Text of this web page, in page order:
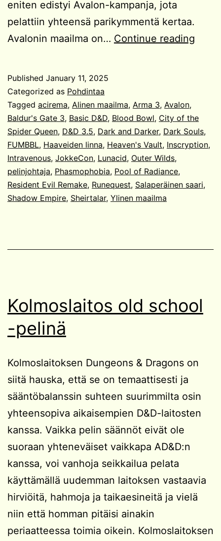
eniten edistyi Avalon-kampanja, jota
pelattiin yhteensä parikymmentä kertaa.
Avalonin maailma on… Continue reading
Published January 11, 2025
Categorized as Pohdintaa
Tagged acirema, Alinen maailma, Arma 3, Avalon,
Baldur's Gate 3, Basic D&D, Blood Bowl, City of the
Spider Queen, D&D 3.5, Dark and Darker, Dark Souls,
FUMBBL, Haaveiden linna, Heaven's Vault, Inscryption,
Intravenous, JokkeCon, Lunacid, Outer Wilds,
pelinjohtaja, Phasmophobia, Pool of Radiance,
Resident Evil Remake, Runequest, Salaperäinen saari,
Shadow Empire, Sheirtalar, Ylinen maailma
Kolmoslaitos old school
-pelinä
Kolmoslaitoksen Dungeons & Dragons on
siitä hauska, että se on temaattisesti ja
sääntöbalanssin suhteen suurimmilta osin
yhteensopiva aikaisempien D&D-laitosten
kanssa. Vaikka pelin säännöt eivät ole
suoraan yhteneväiset vaikkapa AD&D:n
kanssa, voi vanhoja seikkailua pelata
käyttämällä uudemman laitoksen vastaavia
hirviöitä, hahmoja ja taikaesineitä ja vielä
niin että homman pitäisi ainakin
periaatteessa toimia oikein. Kolmoslaitoksen